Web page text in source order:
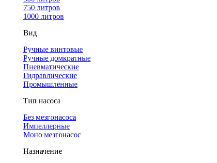
750 литров
1000 литров
Вид
Ручные винтовые
Ручные домкратные
Пневматические
Гидравлические
Промышленные
Тип насоса
Без мезгонасоса
Импеллерные
Моно мезгонасос
Назначение